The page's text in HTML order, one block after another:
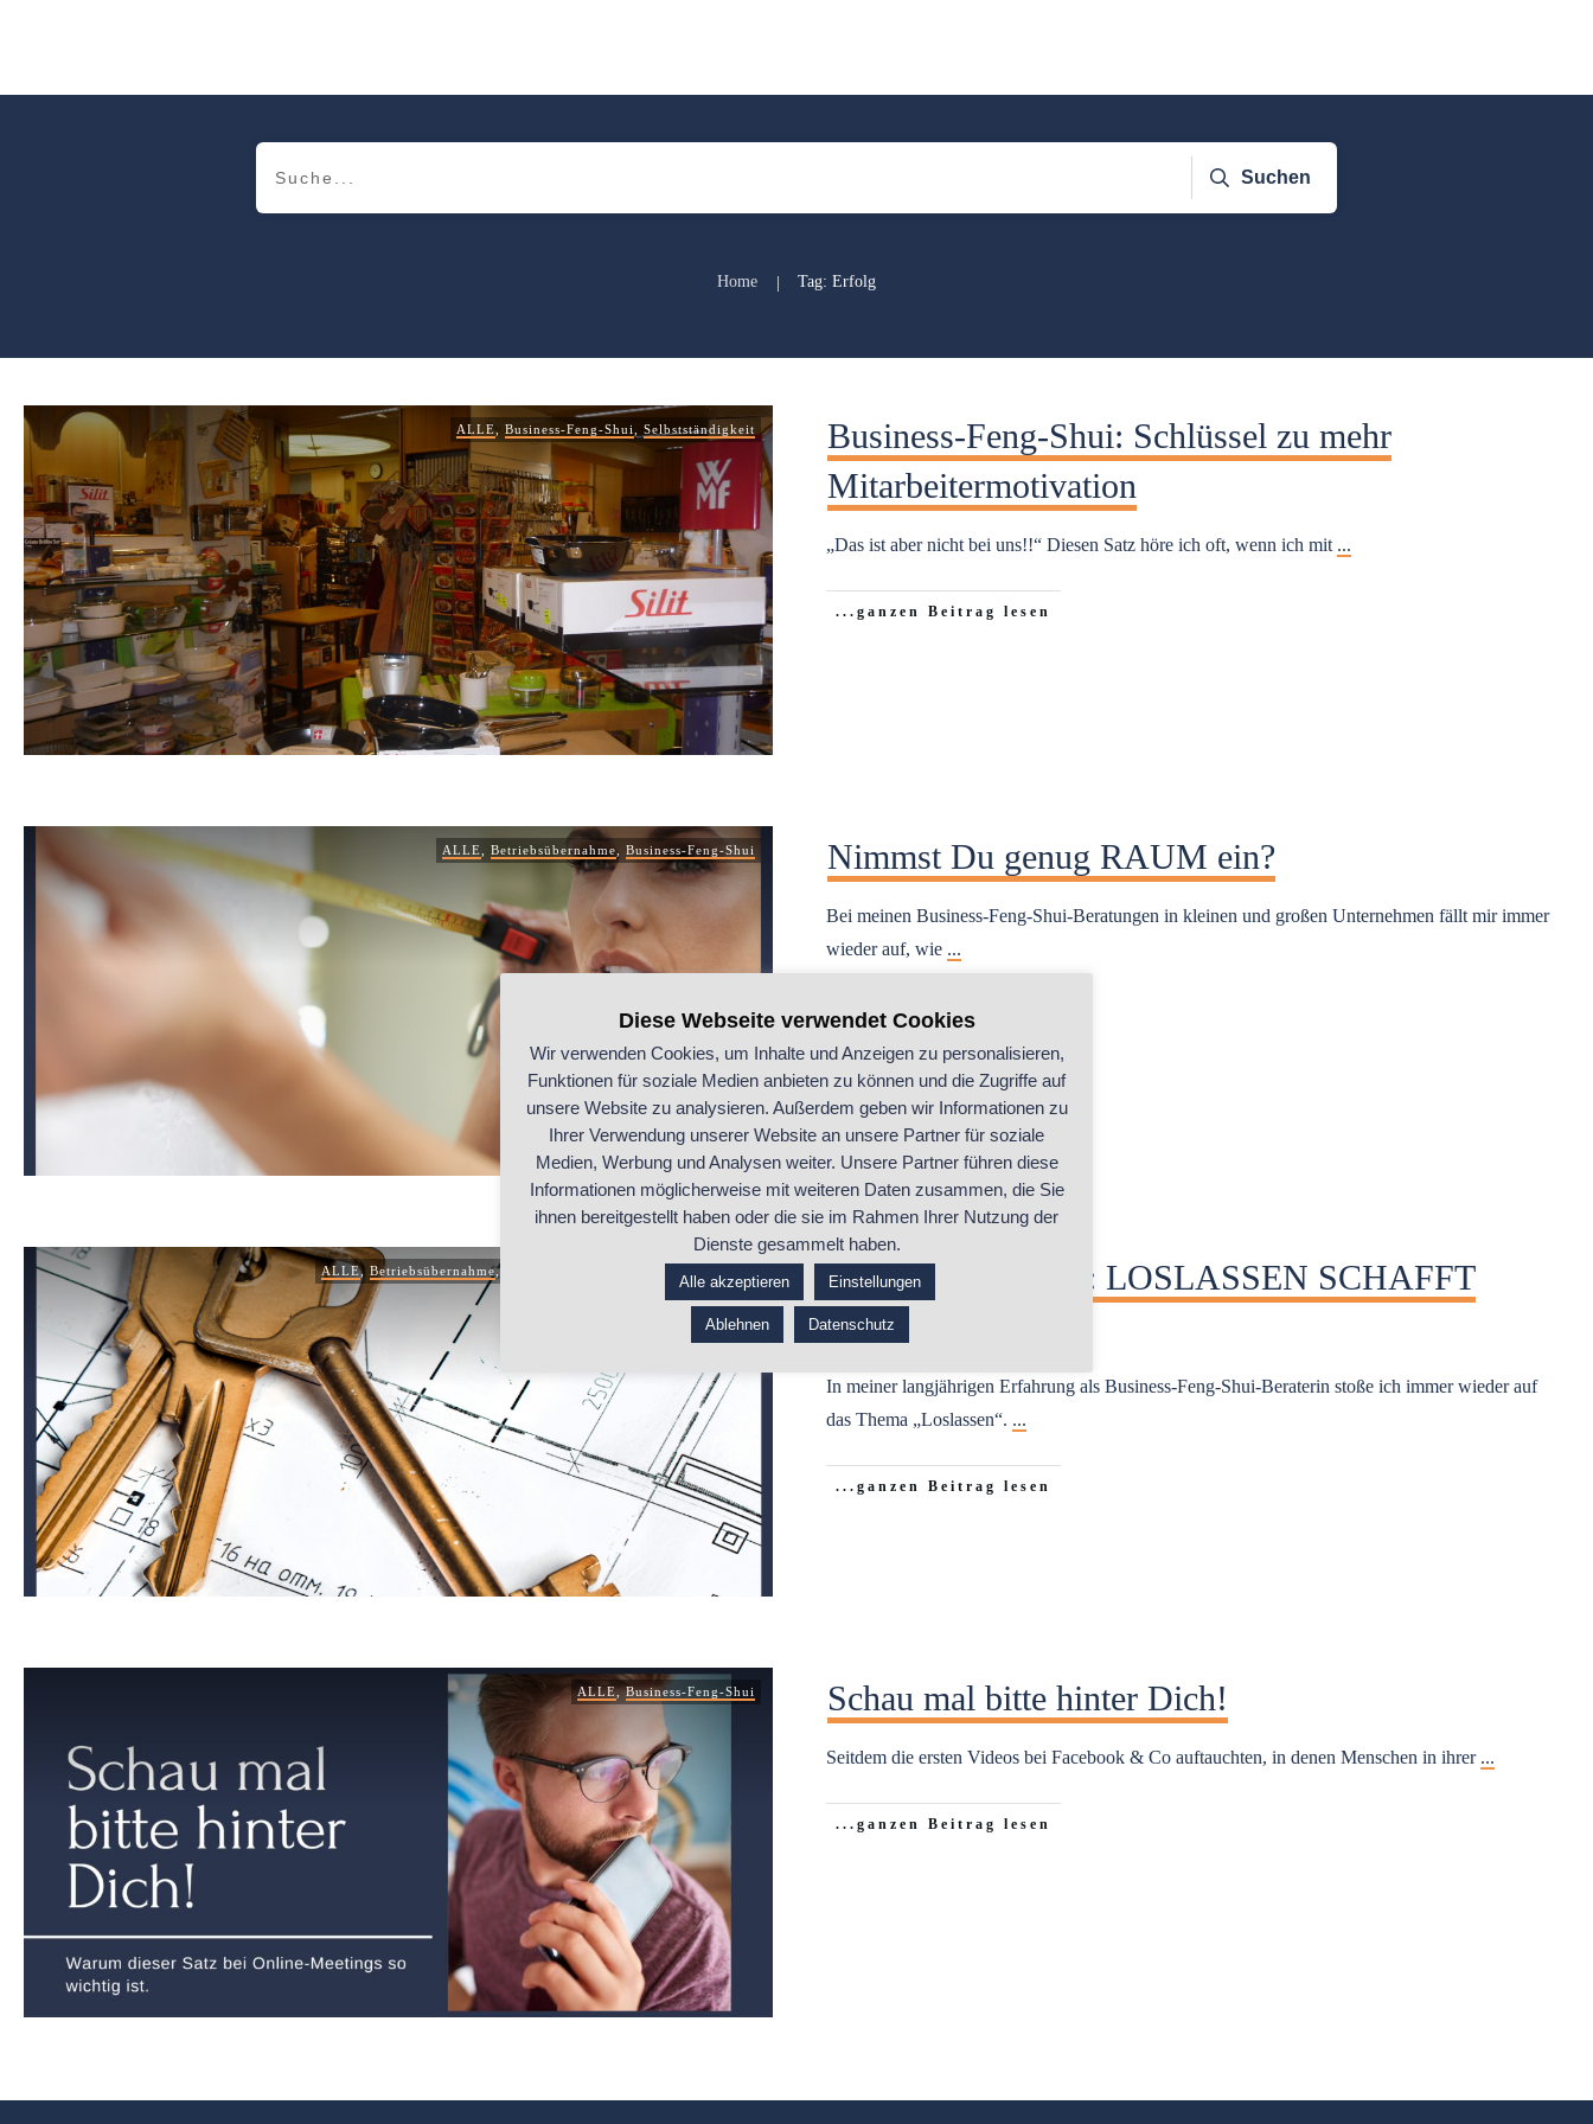
Suchen
Home | Tag: Erfolg
ALLE Business-Feng-Shui Selbstständigkeit
Business-Feng-Shui: Schlüssel zu mehr
Mitarbeitermotivation
„Das ist aber nicht bei uns!!“ Diesen Satz höre ich oft, wenn ich mit ...
...ganzen Beitrag lesen
ALLE Betriebsübernahme Business-Feng-Shui Nimmst Du genug RAUM ein?
Bei meinen Business-Feng-Shui-Beratungen in kleinen und großen Unternehmen fällt mir immer
wieder auf, wie ...
...ganzen Beitrag lesen
ALLE, Betriebsübernahme,
Auch im Business: LOSLASSEN SCHAFFT
RAUM!
In meiner langjährigen Erfahrung als Business-Feng-Shui-Beraterin stoße ich immer wieder auf
das Thema „Loslassen“. ...
...ganzen Beitrag lesen
ALLE,Business-Feng-Shui Schau mal bitte hinter Dich!
Seitdem die ersten Videos bei Facebook & Co auftauchten, in denen Menschen in ihrer ...
...ganzen Beitrag lesen
Diese Webseite verwendet Cookies
Wir verwenden Cookies, um Inhalte und Anzeigen zu personalisieren,
Funktionen für soziale Medien anbieten zu können und die Zugriffe auf
unsere Website zu analysieren. Außerdem geben wir Informationen zu
Ihrer Verwendung unserer Website an unsere Partner für soziale
Medien, Werbung und Analysen weiter. Unsere Partner führen diese
Informationen möglicherweise mit weiteren Daten zusammen, die Sie
ihnen bereitgestellt haben oder die sie im Rahmen Ihrer Nutzung der
Dienste gesammelt haben.
Alle akzeptieren Einstellungen
Ablehnen Datenschutz